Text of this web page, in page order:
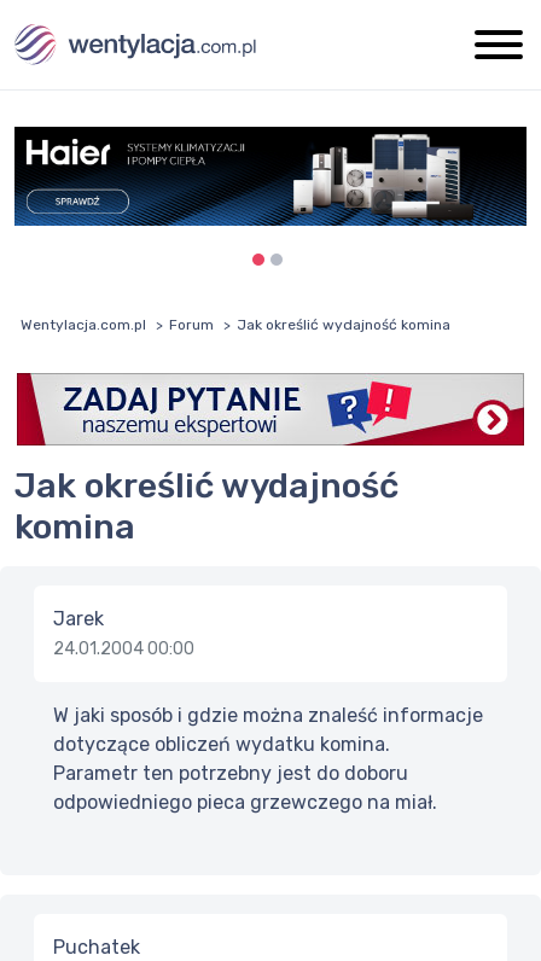
Wentylacja.com.pl Forum Jak określić wydajność komina
Jak określić wydajność
komina
Jarek
24.01.2004 00:00
W jaki sposób i gdzie można znaleść informacje
dotyczące obliczeń wydatku komina.
Parametr ten potrzebny jest do doboru
odpowiedniego pieca grzewczego na miał.
Puchatek